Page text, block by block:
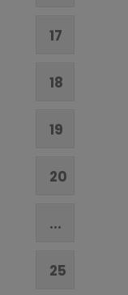
17
18
19
20
...
25